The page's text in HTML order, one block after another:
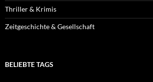
Thriller & Krimis
Zeitgeschichte & Gesellschaft
BELIEBTE TAGS